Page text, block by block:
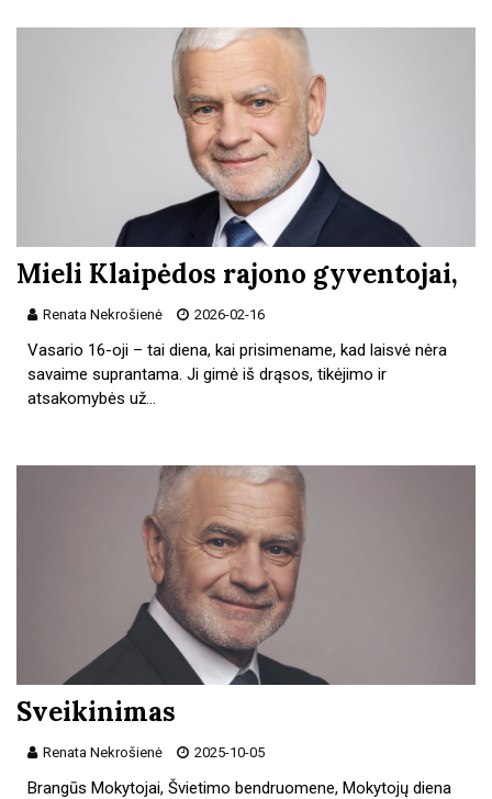
Mieli Klaipėdos rajono gyventojai,
Renata Nekrošienė 2026-02-16
Vasario 16-oji – tai diena, kai prisimename, kad laisvė nėra
savaime suprantama. Ji gimė iš drąsos, tikėjimo ir
atsakomybės už…
Sveikinimas
Renata Nekrošienė 2025-10-05
Brangūs Mokytojai, Švietimo bendruomene, Mokytojų diena